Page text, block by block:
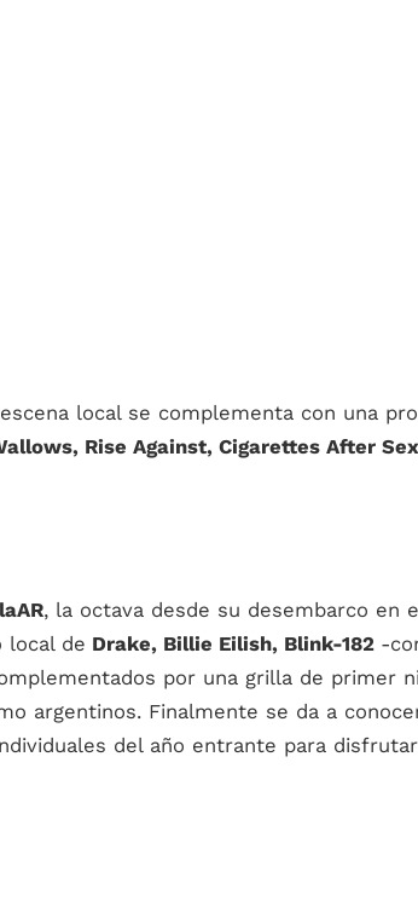
local se complementa con una
Rise Against, Cigarettes After
, la octava desde su desembarco en
local de Drake, Billie Eilish, Blink-182 -
por una grilla de primer
argentinos. Finalmente se da a
del año entrante para